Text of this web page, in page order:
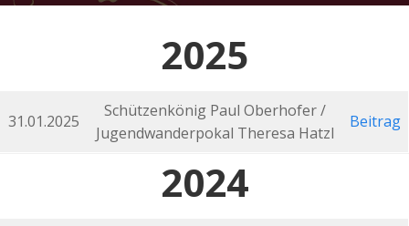
2025
31.01.2025
Schützenkönig Paul Oberhofer /
Jugendwanderpokal Theresa Hatzl
Beitrag
2024